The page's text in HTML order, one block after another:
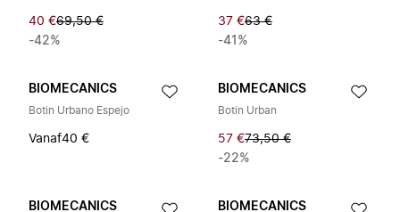
40 €69,50 €
-42%
37 €63 €
-41%
BIOMECANICS
Botin Urbano Espejo
Vanaf40 €
BIOMECANICS
Botin Urban
57 €73,50 €
-22%
BIOMECANICS BIOMECANICS